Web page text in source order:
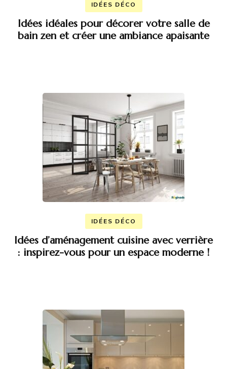
IDÉES DÉCO
Idées idéales pour décorer votre salle de
bain zen et créer une ambiance apaisante
IDÉES DÉCO
Idées d’aménagement cuisine avec verrière
: inspirez-vous pour un espace moderne !